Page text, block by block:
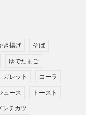
き揚げ そば
ゆでたまご
ガレット コーラ
ュース トースト
ンチカツ